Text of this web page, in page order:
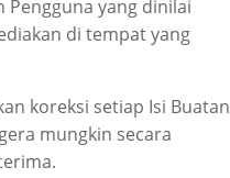
Pengguna yang dinilai
di tempat yang
koreksi setiap Isi Buatan
mungkin secara